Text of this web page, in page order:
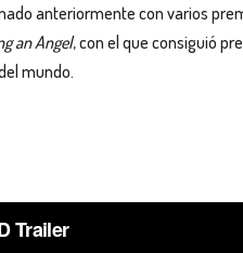
anteriormente con varios
an Angel, con el que consiguió
mundo.